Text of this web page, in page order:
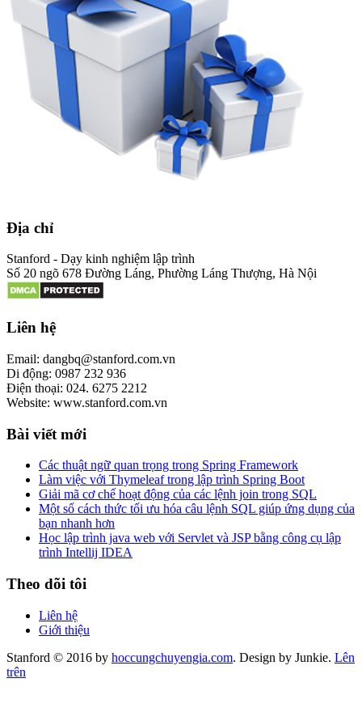
Địa chỉ
Stanford - Dạy kinh nghiệm lập trình
Số 20 ngõ 678 Đường Láng, Phường Láng Thượng, Hà Nội
Liên hệ
Email: dangbq@stanford.com.vn
Di động: 0987 232 936
Điện thoại: 024. 6275 2212
Website: www.stanford.com.vn
Bài viết mới
Các thuật ngữ quan trọng trong Spring Framework
Làm việc với Thymeleaf trong lập trình Spring Boot
Giải mã cơ chế hoạt động của các lệnh join trong SQL
Một số cách thức tối ưu hóa câu lệnh SQL giúp ứng dụng của
bạn nhanh hơn
Học lập trình java web với Servlet và JSP bằng công cụ lập
trình Intellij IDEA
Theo dõi tôi
Liên hệ
Giới thiệu
Stanford © 2016 by hoccungchuyengia.com. Design by Junkie. Lên
trên